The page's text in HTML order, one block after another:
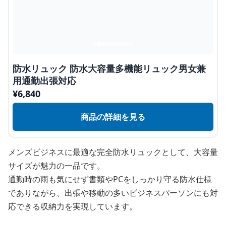
防水リュック 防水大容量多機能リュック男女兼
用通勤出張対応
¥6,840
商品の詳細を見る
メンズビジネスに最適な完全防水リュックとして、大容量
サイズが魅力の一品です。
通勤時の雨も気にせず書類やPCをしっかり守る防水仕様
でありながら、出張や移動の多いビジネスパーソンにも対
応できる収納力を実現しています。